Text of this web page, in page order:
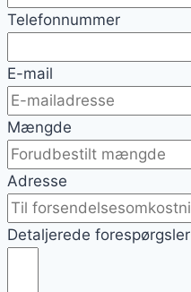
Telefonnummer
E-mail
Mængde
Adresse
Detaljerede forespørgsler